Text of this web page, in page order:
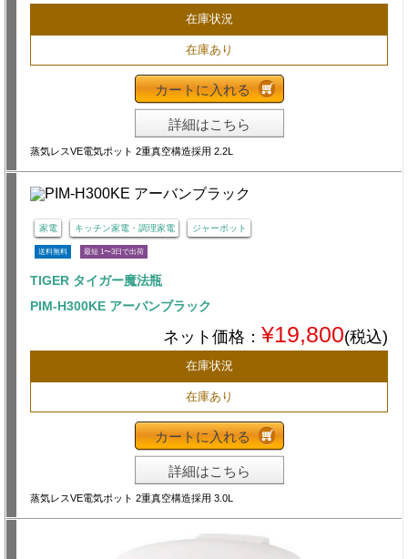
在庫状況
在庫あり
カートに入れる
詳細はこちら
蒸気レスVE電気ポット 2重真空構造採用 2.2L
家電 キッチン家電・調理家電 ジャーポット
送料無料 最短 1〜3日で出荷
TIGER タイガー魔法瓶
PIM-H300KE アーバンブラック
ネット価格： ¥19,800(税込)
在庫状況
在庫あり
カートに入れる
詳細はこちら
蒸気レスVE電気ポット 2重真空構造採用 3.0L